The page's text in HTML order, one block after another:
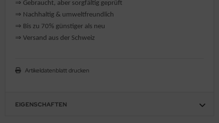
⇒ ️ Gebraucht, aber sorgfältig geprüft
⇒ ️ Nachhaltig & umweltfreundlich
⇒ Bis zu 70% günstiger als neu
⇒ ️ Versand aus der Schweiz
Artikeldatenblatt drucken
EIGENSCHAFTEN
/ Lernen
/ Rucksäcke